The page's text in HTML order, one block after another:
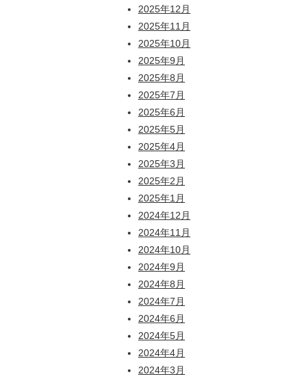
2025年12月
2025年11月
2025年10月
2025年9月
2025年8月
2025年7月
2025年6月
2025年5月
2025年4月
2025年3月
2025年2月
2025年1月
2024年12月
2024年11月
2024年10月
2024年9月
2024年8月
2024年7月
2024年6月
2024年5月
2024年4月
2024年3月